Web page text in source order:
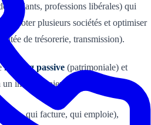
professions libérales) qui
piloter plusieurs sociétés et optimiser
de trésorerie, transmission).
holding passive (patrimoniale) et
impact majeur sur :
qui facture, qui emploie),